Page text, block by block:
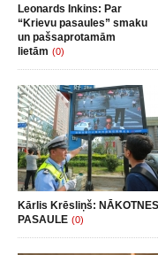
Leonards Inkins: Par
“Krievu pasaules” smaku
un pašsaprotamām
lietām (0)
Kārlis Krēsliņš: NĀKOTNES
PASAULE (0)